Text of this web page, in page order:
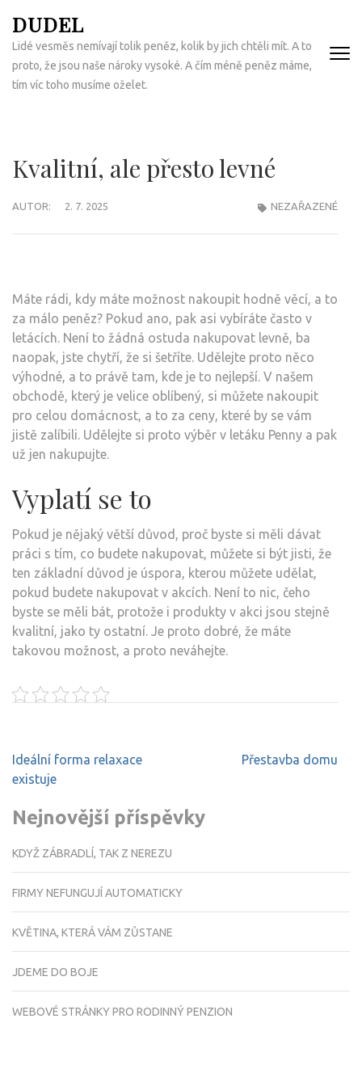
na
obsah
(Enter)
DUDEL
Lidé vesměs nemívají tolik peněz, kolik by jich chtěli mít. A to
proto, že jsou naše nároky vysoké. A čím méně peněz máme,
tím víc toho musíme oželet.
Kvalitní, ale přesto levné
AUTOR: 2. 7. 2025 NEZAŘAZENÉ
Máte rádi, kdy máte možnost nakoupit hodně věcí, a to
za málo peněz? Pokud ano, pak asi vybíráte často v
letácích. Není to žádná ostuda nakupovat levně, ba
naopak, jste chytří, že si šetříte. Udělejte proto něco
výhodné, a to právě tam, kde je to nejlepší. V našem
obchodě, který je velice oblíbený, si můžete nakoupit
pro celou domácnost, a to za ceny, které by se vám
jistě zalíbili. Udělejte si proto výběr v letáku Penny a pak
už jen nakupujte.
Vyplatí se to
Pokud je nějaký větší důvod, proč byste si měli dávat
práci s tím, co budete nakupovat, můžete si být jisti, že
ten základní důvod je úspora, kterou můžete udělat,
pokud budete nakupovat v akcích. Není to nic, čeho
byste se měli bát, protože i produkty v akci jsou stejně
kvalitní, jako ty ostatní. Je proto dobré, že máte
takovou možnost, a proto neváhejte.
Navigace
pro
Ideální forma relaxace
existuje
Přestavba domu
Nejnovější příspěvky
KDYŽ ZÁBRADLÍ, TAK Z NEREZU
FIRMY NEFUNGUJÍ AUTOMATICKY
KVĚTINA, KTERÁ VÁM ZŮSTANE
JDEME DO BOJE
WEBOVÉ STRÁNKY PRO RODINNÝ PENZION